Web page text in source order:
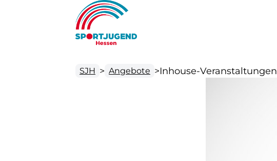
SJH > Angebote >Inhouse-Veranstaltungen